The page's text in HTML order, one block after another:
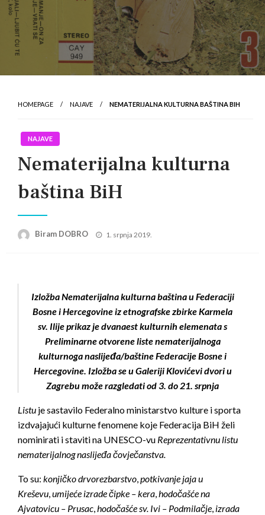
HOMEPAGE NAJAVE NEMATERIJALNA KULTURNA BAŠTINA BIH
NAJAVE
Nematerijalna kulturna
baština BiH
Biram DOBRO
Posted
1. srpnja 2019.
Izložba Nematerijalna kulturna baština u Federaciji
Bosne i Hercegovine iz etnografske zbirke Karmela
sv. Ilije prikaz je dvanaest kulturnih elemenata s
Preliminarne otvorene liste nematerijalnoga
kulturnoga naslijeđa/baštine Federacije Bosne i
Hercegovine. Izložba se u Galeriji Klovićevi dvori u
Zagrebu može razgledati od 3. do 21. srpnja
Listu je sastavilo Federalno ministarstvo kulture i sporta
izdvajajući kulturne fenomene koje Federacija BiH želi
nominirati i staviti na UNESCO-vu Reprezentativnu listu
nematerijalnog naslijeđa čovječanstva.
To su: konjičko drvorezbarstvo,potkivanje jaja u
Kreševu,umijeće izrade čipke – kera,hodočašće na
Ajvatovicu – Prusac,hodočašće sv. Ivi – Podmilačje, izrada